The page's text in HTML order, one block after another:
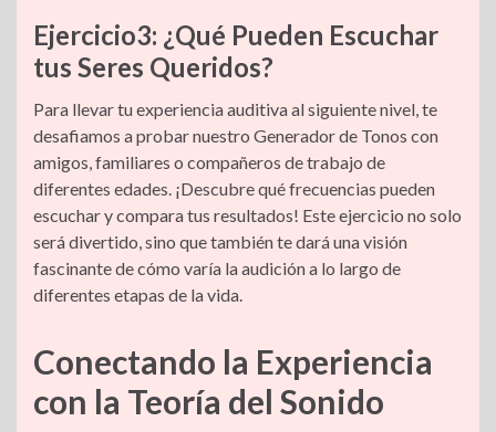
Ejercicio3: ¿Qué Pueden Escuchar
tus Seres Queridos?
Para llevar tu experiencia auditiva al siguiente nivel, te
desafiamos a probar nuestro Generador de Tonos con
amigos, familiares o compañeros de trabajo de
diferentes edades. ¡Descubre qué frecuencias pueden
escuchar y compara tus resultados! Este ejercicio no solo
será divertido, sino que también te dará una visión
fascinante de cómo varía la audición a lo largo de
diferentes etapas de la vida.
Conectando la Experiencia
con la Teoría del Sonido